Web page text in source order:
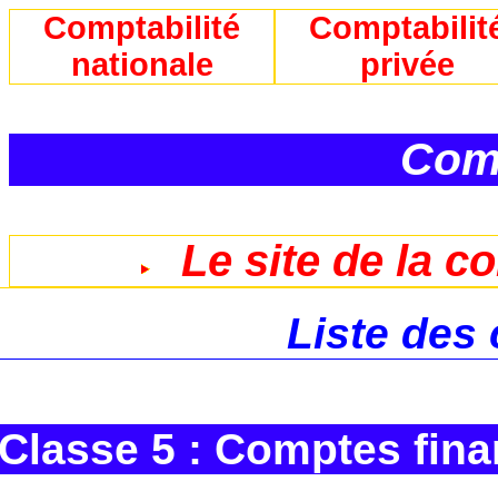
Comptabilité
nationale
privée
Le site de la
Liste des
5 : Comptes